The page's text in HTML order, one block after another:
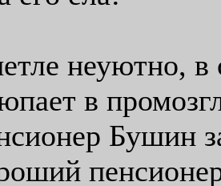
неуютно, в
в
Бушин